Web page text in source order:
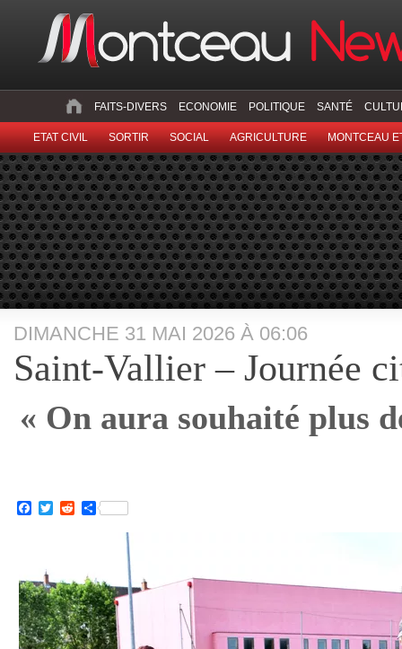
FAITS-DIVERS ECONOMIE POLITIQUE SANTÉ
ETAT CIVIL SORTIR SOCIAL AGRICULTURE MONTCEAU
DIMANCHE 31 MAI 2026 À 06:06
Saint-Vallier – Journée
« On aura souhaité plus
Facebook
TwitterRedditPartager